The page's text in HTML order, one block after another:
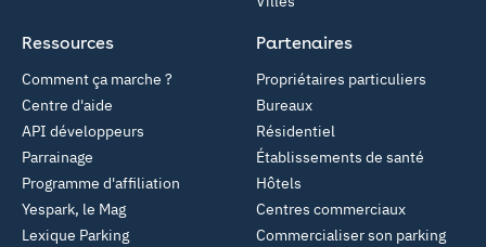
Partenaires
Propriétaires particuliers
Bureaux
Résidentiel
Établissements de santé
Hôtels
Centres commerciaux
Commercialiser son parking
Ressources
Comment ça marche ?
Centre d'aide
API développeurs
Parrainage
Programme d'affiliation
Yespark, le Mag
Lexique Parking